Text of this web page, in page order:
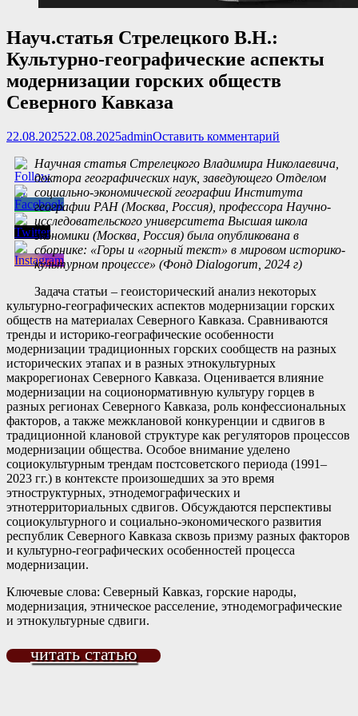
Науч.статья Стрелецкого В.Н.:
Культурно-географические аспекты
модернизации горских обществ
Северного Кавказа
Опубликовано
22.08.202522.08.2025Автор
adminОставить комментарий
Научная статья Стрелецкого Владимира Николаевича,
доктора географических наук, заведующего Отделом
социально-экономической географии Института
географии РАН (Москва, Россия), профессора Научно-
исследовательского университета Высшая школа
экономики (Москва, Россия) была опубликована в
сборнике: «Горы и «горный текст» в мировом историко-
культурном процессе» (Фонд Dialogorum, 2024 г)
Задача статьи – геоисторический анализ некоторых
культурно-географических аспектов модернизации горских
обществ на материалах Северного Кавказа. Сравниваются
тренды и историко-географические особенности
модернизации традиционных горских сообществ на разных
исторических этапах и в разных этнокультурных
макрорегионах Северного Кавказа. Оценивается влияние
модернизации на соционормативную культуру горцев в
разных регионах Северного Кавказа, роль конфессиональных
факторов, а также межклановой конкуренции и сдвигов в
традиционной клановой структуре как регуляторов процессов
модернизации общества. Особое внимание уделено
социокультурным трендам постсоветского периода (1991–
2023 гг.) в контексте произошедших за это время
этноструктурных, этнодемографических и
этнотерриториальных сдвигов. Обсуждаются перспективы
социокультурного и социально-экономического развития
республик Северного Кавказа сквозь призму разных факторов
и культурно-географических особенностей процесса
модернизации.
Ключевые слова: Северный Кавказ, горские народы,
модернизация, этническое расселение, этнодемографические
и этнокультурные сдвиги.
читать статью